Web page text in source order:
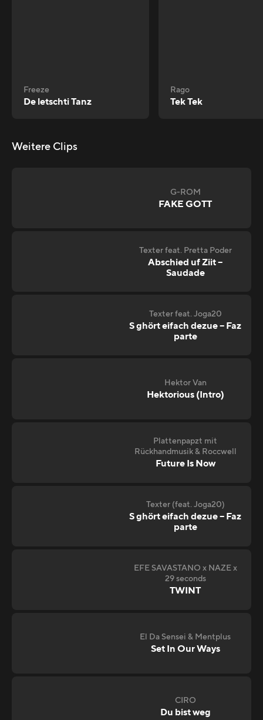
Freeze
De letschti Tanz
Rago
Tek Tek
Weitere Clips
G-ROM
FAKE GOTT
Texter feat. Pretta Poder
Abschied uf Ziit –
Saudade
Texter feat. Joga20
S ghört eifach dezue – Faz
parte
Hektor Van
Hektorious (Intro)
Plattenpapzt mit
Rückhandmusik & Roccwell
Future Is Now
Texter (feat. Joga20)
S ghört eifach dezue – Faz
parte
EFE SAVASTANO x NAZE x
29 seconds
TWINT
El Da Sensei & Mentplus
Set In Our Ways
CIRO
Du bist weg